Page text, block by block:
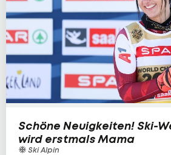
Schöne Neuigkeiten! Ski-
wird erstmals Mama
Ski Alpin